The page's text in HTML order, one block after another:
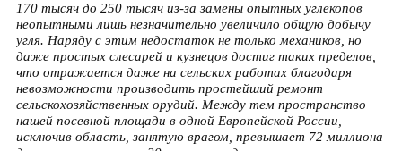
170 тысяч до 250 тысяч из-за замены опытных углекопов
неопытными лишь незначительно увеличило общую добычу
угля. Наряду с этим недостаток не только механиков, но
даже простых слесарей и кузнецов достиг таких пределов,
что отражается даже на сельских работах благодаря
невозможности производить простейший ремонт
сельскохозяйственных орудий. Между тем пространство
нашей посевной площади в одной Европейской России,
исключив область, занятую врагом, превышает 72 миллиона